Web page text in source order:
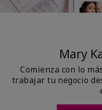
Mary
Comienza con lo
trabajar tu negocio